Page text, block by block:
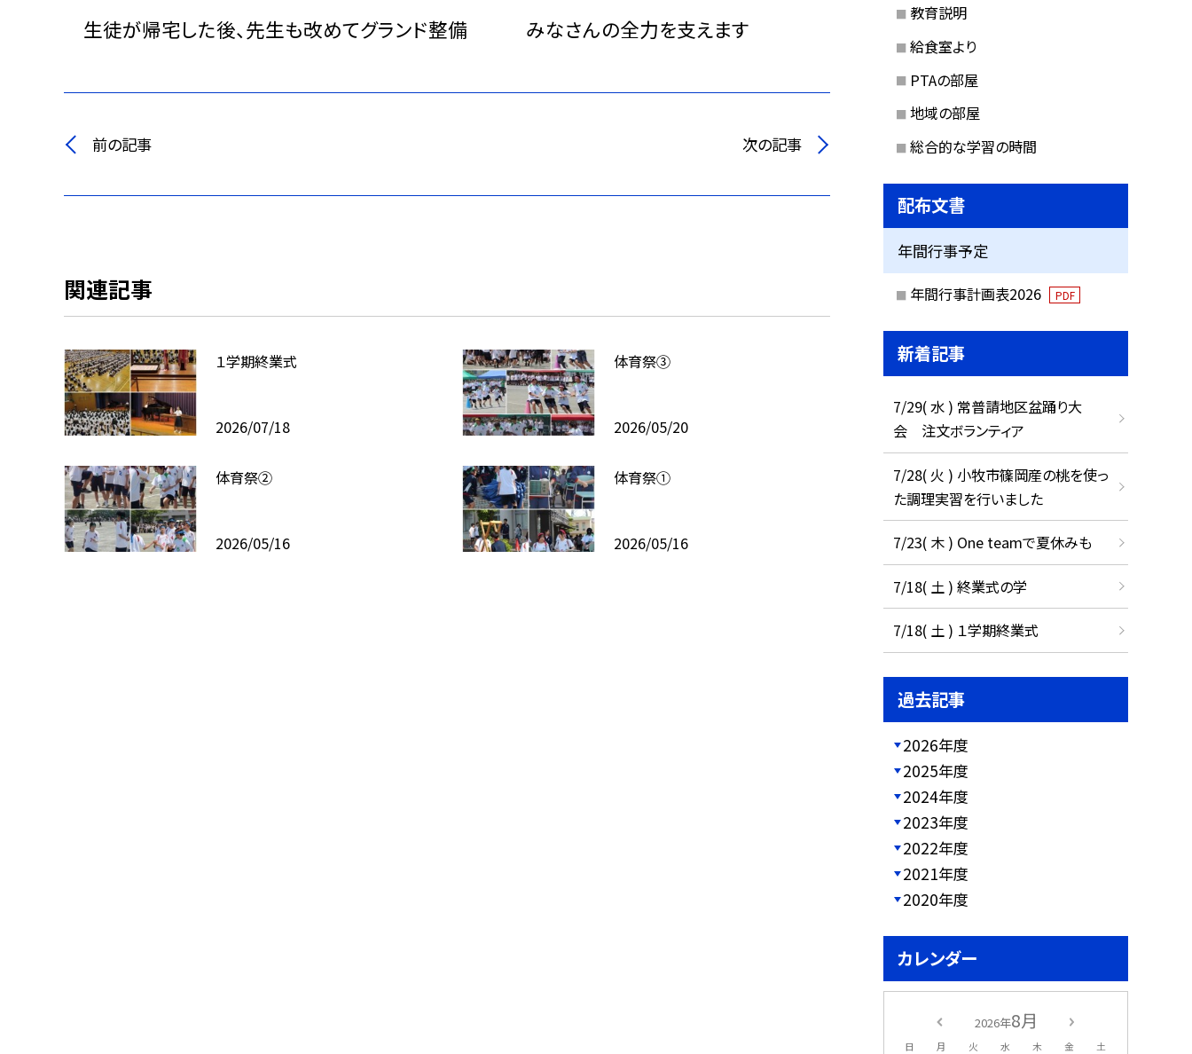
生徒が帰宅した後、先生も改めてグランド整備 みなさんの全力を支えます
前の記事 次の記事
関連記事
１学期終業式
2026/07/18
体育祭③
2026/05/20
体育祭②
2026/05/16
体育祭①
2026/05/16
教育説明
給食室より
PTAの部屋
地域の部屋
総合的な学習の時間
配布文書
年間行事予定
年間行事計画表2026 PDF
新着記事
7/29( 水 ) 常普請地区盆踊り大
会 注文ボランティア
7/28( 火 ) 小牧市篠岡産の桃を使っ
た調理実習を行いました
7/23( 木 ) One teamで夏休みも
7/18( 土 ) 終業式の学
7/18( 土 ) １学期終業式
過去記事
2026年度
2025年度
2024年度
2023年度
2022年度
2021年度
2020年度
カレンダー
2026年8月
日 月 火 水 木 金 土